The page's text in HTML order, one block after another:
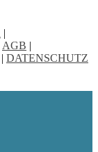
|
AGB |
| DATENSCHUTZ